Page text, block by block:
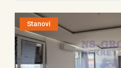
Stanovi